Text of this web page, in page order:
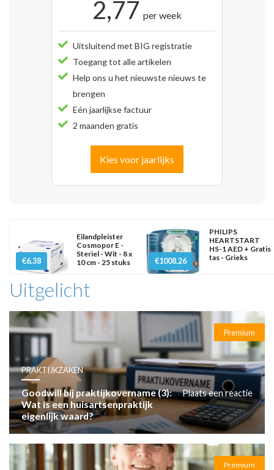
2,77 per week
Uitsluitend met BIG registratie
Toegang tot alle artikelen
Help ons u het nieuwste nieuws te
brengen
Eén jaarlijkse factuur
2 maanden gratis
Kies voor jaarlijks
€6.38
Eilandpleister
Cosmopor E -
Steriel - Wit - 8 x
10 cm - 25 stuks
€1008.26
PHILIPS
HEARTSTART
HS-1 AED + Gratis
tas - Grieks
Uitgelicht
Premium
PRAKTIJKZAKEN
Goodwill bij praktijkovername (3):
Wat is een huisartsenpraktijk
eigenlijk waard?
Plaats een reactie
Premium